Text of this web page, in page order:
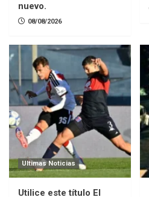
nuevo.
08/08/2026
Ultimas Noticias
Utilice este título El